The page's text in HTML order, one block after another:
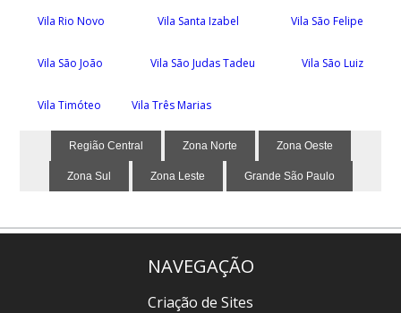
Vila Rio Novo Vila Santa Izabel Vila São Felipe
Vila São João Vila São Judas Tadeu Vila São Luiz
Vila Timóteo Vila Três Marias
Região Central Zona Norte Zona Oeste
Zona Sul Zona Leste Grande São Paulo
NAVEGAÇÃO
Criação de Sites